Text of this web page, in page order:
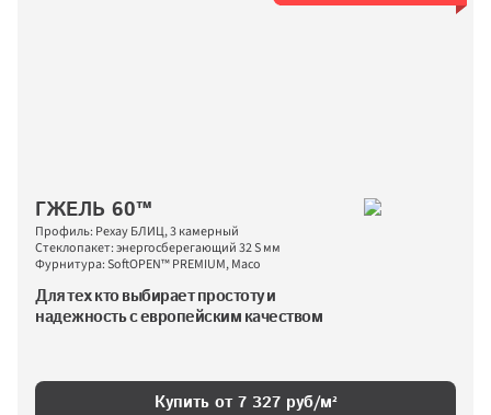
ГЖЕЛЬ 60™
Профиль: Рехау БЛИЦ, 3 камерный
Стеклопакет: энергосберегающий 32 S мм
Фурнитура: SoftOPEN™ PREMIUM, Maco
Для тех кто выбирает простоту и
надежность с европейским качеством
Купить от 7 327 руб/м²